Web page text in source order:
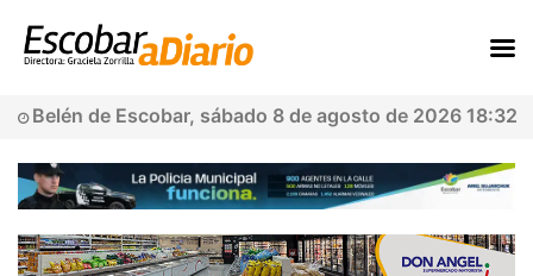
Belén de Escobar, sábado 8 de agosto de 2026 18:32